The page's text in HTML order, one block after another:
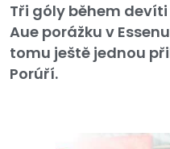
Tři góly během
Aue porážku v
tomu ještě jednou
Porúří.